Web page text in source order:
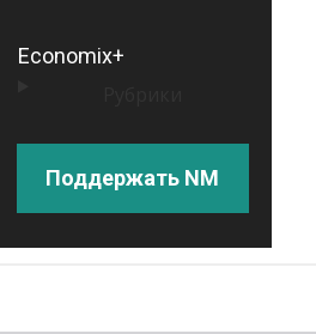
Economix+
Поддержать NM